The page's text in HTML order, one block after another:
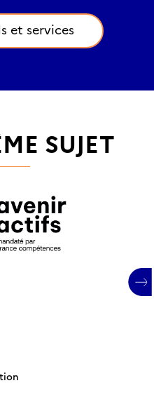
et services
SUJET